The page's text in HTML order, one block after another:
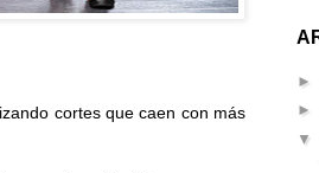
cortes que caen con más